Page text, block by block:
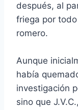
después, al
friega por
romero.
Aunque
habí­a
investigación
sino que